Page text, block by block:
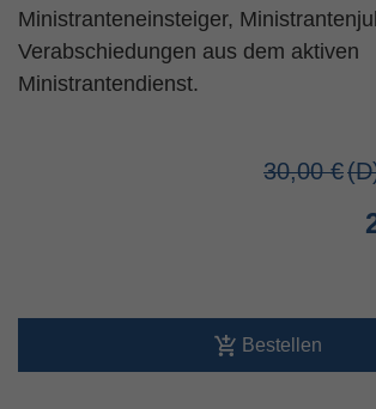
Ministranteneinsteiger,
Verabschiedungen aus dem aktiven
Ministrantendienst.
30,00 €
Bestellen